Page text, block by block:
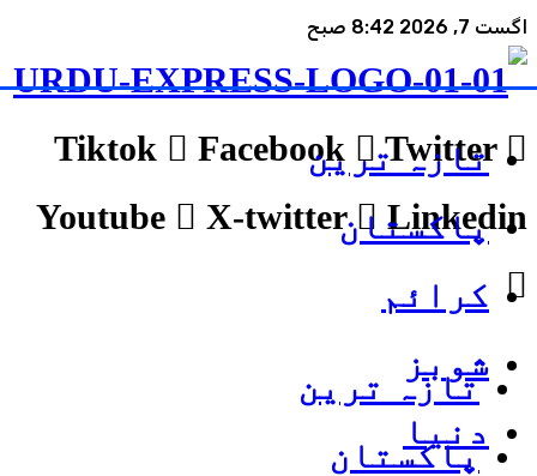
اگست 7, 2026 8:42 صبح
Tiktok Facebook
Twitter
Youtube
X-twitter Linkedin
تازہ ترین
پاکستان
تازہ ترین
پاکستان
کرائم
شوبز
دنیا